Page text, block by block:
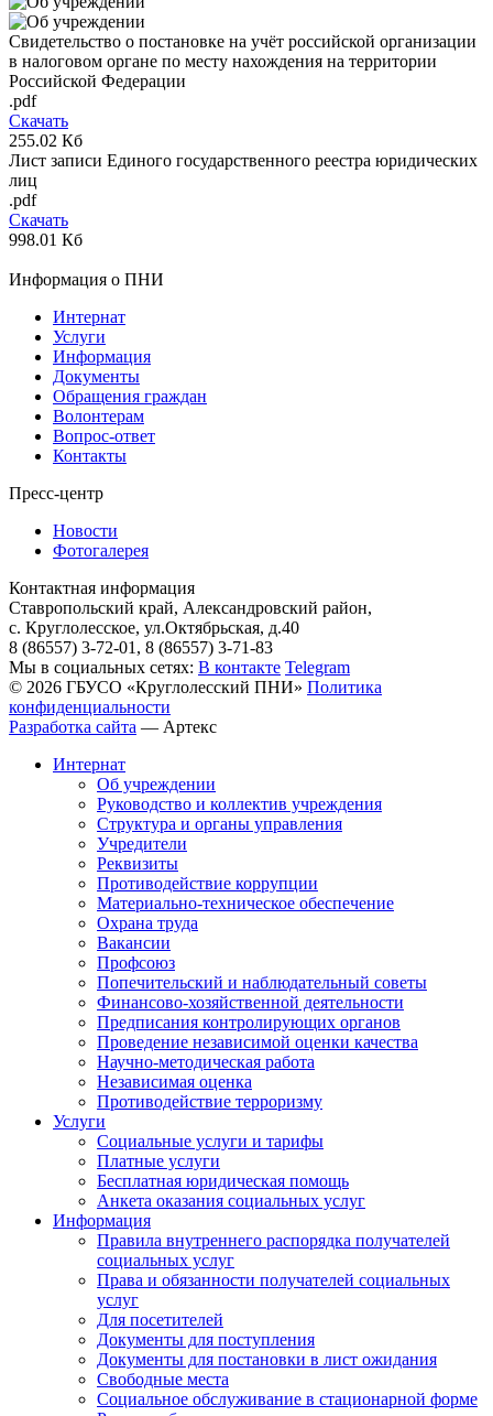
Свидетельство о постановке на учёт российской организации
в налоговом органе по месту нахождения на территории
Российской Федерации
.pdf
Скачать
255.02 Кб
Лист записи Единого государственного реестра юридических
лиц
.pdf
Скачать
998.01 Кб
Информация о ПНИ
Интернат
Услуги
Информация
Документы
Обращения граждан
Волонтерам
Вопрос-ответ
Контакты
Пресс-центр
Новости
Фотогалерея
Контактная информация
Ставропольский край, Александровский район,
с. Круглолесское, ул.Октябрьская, д.40
8 (86557) 3-72-01, 8 (86557) 3-71-83
Мы в социальных сетях: В контакте Telegram
© 2026 ГБУСО «Круглолесский ПНИ» Политика
конфиденциальности
Разработка сайта — Артекс
Интернат
Об учреждении
Руководство и коллектив учреждения
Структура и органы управления
Учредители
Реквизиты
Противодействие коррупции
Материально-техническое обеспечение
Охрана труда
Вакансии
Профсоюз
Попечительский и наблюдательный советы
Финансово-хозяйственной деятельности
Предписания контролирующих органов
Проведение независимой оценки качества
Научно-методическая работа
Независимая оценка
Противодействие терроризму
Услуги
Социальные услуги и тарифы
Платные услуги
Бесплатная юридическая помощь
Анкета оказания социальных услуг
Информация
Правила внутреннего распорядка получателей
социальных услуг
Права и обязанности получателей социальных
услуг
Для посетителей
Документы для поступления
Документы для постановки в лист ожидания
Свободные места
Социальное обслуживание в стационарной форме